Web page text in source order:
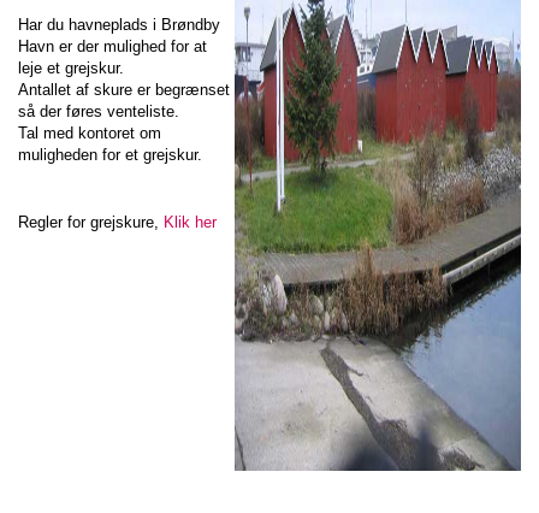
Har du havneplads i Brøndby
Havn er der mulighed for at
leje et grejskur.
Antallet af skure er begrænset
så der føres venteliste.
Tal med kontoret om
muligheden for et grejskur.
Regler for grejskure, Klik her